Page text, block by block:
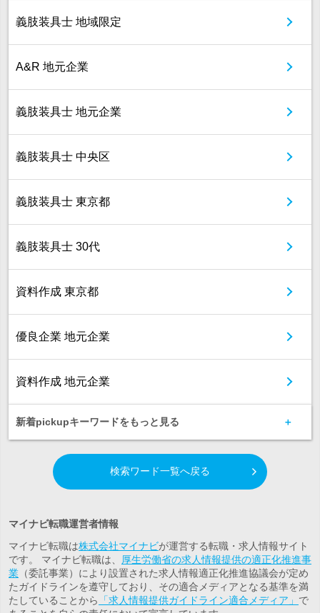
義肢装具士 地域限定
A&R 地元企業
義肢装具士 地元企業
義肢装具士 中央区
義肢装具士 東京都
義肢装具士 30代
資料作成 東京都
優良企業 地元企業
資料作成 地元企業
新着pickupキーワードをもっと見る
検索ワード一覧へ戻る
マイナビ転職運営者情報
マイナビ転職は株式会社マイナビが運営する転職・求人情報サイト
です。 マイナビ転職は、
厚生労働省の求人情報提供の適正化推進事
業 （委託事業）により設置された求人情報適正化推進協議会が定め
たガイドラインを遵守しており、その適合メディアとなる基準を満
たしていることから
「求人情報提供ガイドライン適合メディア」 で